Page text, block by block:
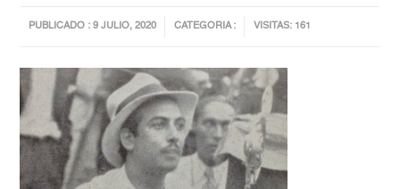
PUBLICADO : 9 JULIO, 2020 CATEGORIA : VISITAS: 161